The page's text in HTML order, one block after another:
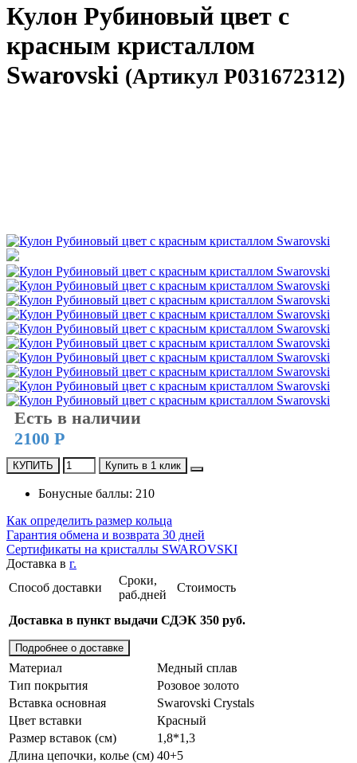
Кулон Рубиновый цвет с
красным кристаллом
Swarovski (Артикул P031672312)
Есть в наличии
2100 Р
КУПИТЬ Купить в 1 клик
Бонусные баллы: 210
Как определить размер кольца
Гарантия обмена и возврата 30 дней
Сертификаты на кристаллы SWAROVSKI
Доставка в г.
Способ доставки
Сроки,
раб.дней
Стоимость
Доставка в пункт выдачи СДЭК 350 руб.
Подробнее о доставке
Материал
Медный сплав
Тип покрытия
Розовое золото
Вставка основная
Swarovski Crystals
Цвет вставки
Красный
Размер вставок (см)
1,8*1,3
Длина цепочки, колье (см) 40+5